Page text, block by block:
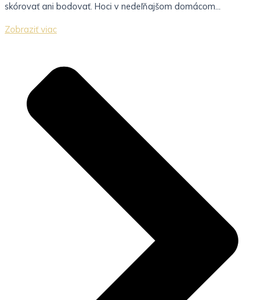
skórovať ani bodovať. Hoci v nedeľňajšom domácom...
Zobraziť viac